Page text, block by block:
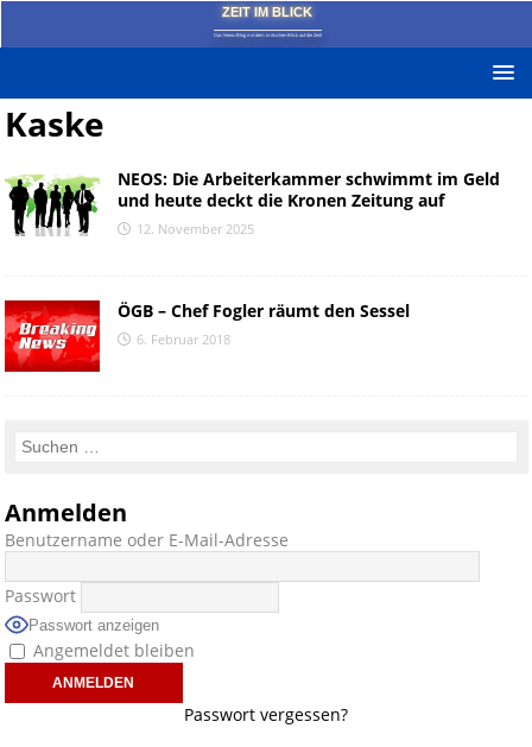
ZEIT IM BLICK
Das News-Blog mit dem kritischen Blick auf die Zeit!
Kaske
NEOS: Die Arbeiterkammer schwimmt im Geld
und heute deckt die Kronen Zeitung auf
12. November 2025
ÖGB – Chef Fogler räumt den Sessel
6. Februar 2018
Anmelden
Benutzername oder E-Mail-Adresse
Passwort
Passwort anzeigen
Angemeldet bleiben
Passwort vergessen?